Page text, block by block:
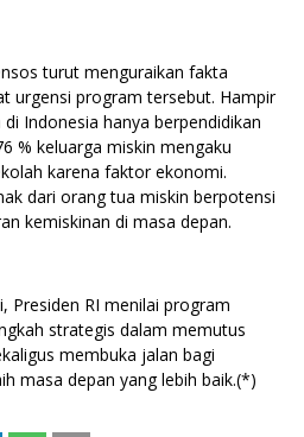
turut menguraikan fakta
urgensi program tersebut. Hampir
Indonesia hanya berpendidikan
% keluarga miskin mengaku
karena faktor ekonomi.
dari orang tua miskin berpotensi
kemiskinan di masa depan.
Presiden RI menilai program
strategis dalam memutus
membuka jalan bagi
masa depan yang lebih baik.(*)